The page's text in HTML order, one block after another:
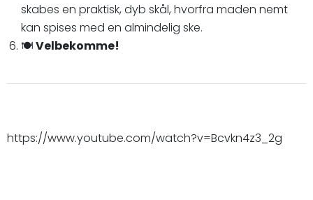
skabes en praktisk, dyb skål, hvorfra maden nemt
kan spises med en almindelig ske.
🍽️Velbekomme!
https://www.youtube.com/watch?v=Bcvkn4z3_2g